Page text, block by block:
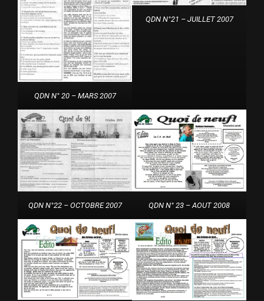
QDN N° 20 – MARS 2007
QDN N°21 – JUILLET 2007
QDN N°22 – OCTOBRE 2007 QDN N° 23 – AOUT 2008